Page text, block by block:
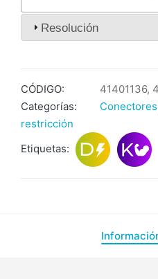
Resolución
CÓDIGO:
41401136,
Categorías:
Conectores
restricción
Etiquetas: